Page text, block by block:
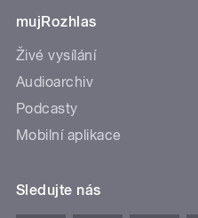
mujRozhlas
Živé vysílání
Audioarchiv
Podcasty
Mobilní aplikace
Sledujte nás